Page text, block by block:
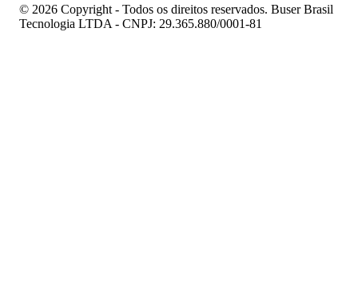
© 2026 Copyright - Todos os direitos reservados. Buser Brasil
Tecnologia LTDA - CNPJ: 29.365.880/0001-81